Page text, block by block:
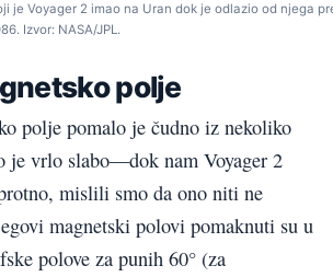
je Voyager 2 imao na Uran dok je odlazio od njega
Izvor: NASA/JPL.
polje
polje pomalo je čudno iz nekoliko
je vrlo slabo—dok nam Voyager 2
mislili smo da ono niti ne
magnetski polovi pomaknuti su u
polove za punih 60° (za